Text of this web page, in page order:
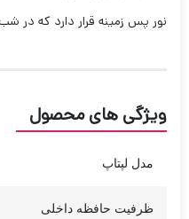
نور پس زمینه قرار دارد که در
ویژگی های محصول
مدل لپتاپ
ظرفیت حافظه داخلی